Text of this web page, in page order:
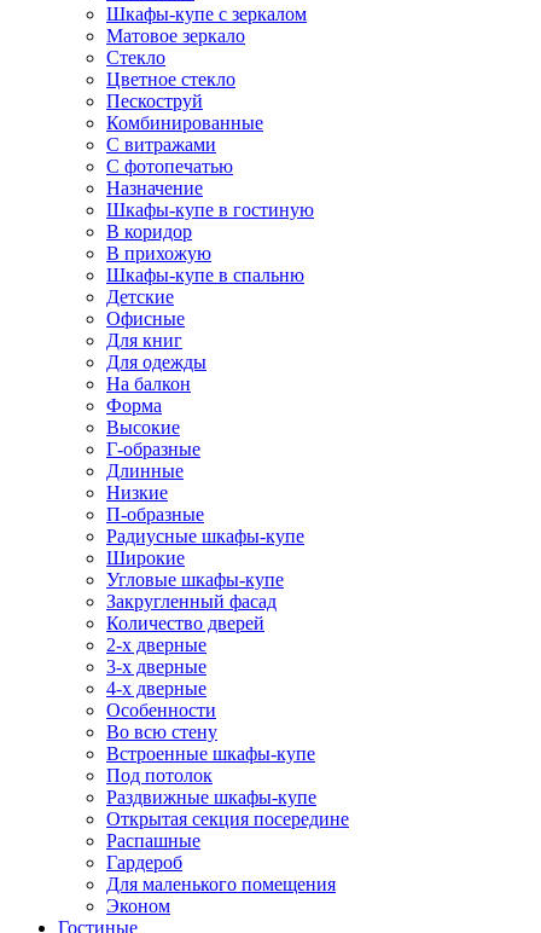
Шкафы-купе с зеркалом
Матовое зеркало
Стекло
Цветное стекло
Пескоструй
Комбинированные
С витражами
С фотопечатью
Назначение
Шкафы-купе в гостиную
В коридор
В прихожую
Шкафы-купе в спальню
Детские
Офисные
Для книг
Для одежды
На балкон
Форма
Высокие
Г-образные
Длинные
Низкие
П-образные
Радиусные шкафы-купе
Широкие
Угловые шкафы-купе
Закругленный фасад
Количество дверей
2-х дверные
3-х дверные
4-х дверные
Особенности
Во всю стену
Встроенные шкафы-купе
Под потолок
Раздвижные шкафы-купе
Открытая секция посередине
Распашные
Гардероб
Для маленького помещения
Эконом
Гостиные